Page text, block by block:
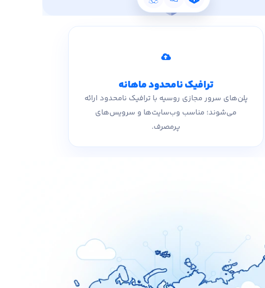
ترافیک نامحدود ماهانه
پلن‌های سرور مجازی روسیه با ترافیک نامحدود ارائه
می‌شوند؛ مناسب وب‌سایت‌ها و سرویس‌های
پرمصرف.